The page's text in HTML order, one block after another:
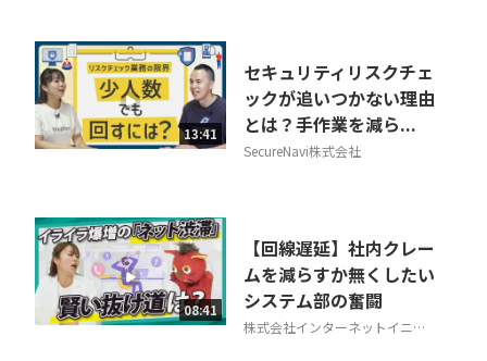
13:41
セキュリティリスクチェ
ックが追いつかない理由
とは？手作業を減ら...
SecureNavi株式会社
08:41
【回線遅延】社内クレー
ムを減らすか無くしたい
システム部の奮闘
株式会社インターネットイニシ